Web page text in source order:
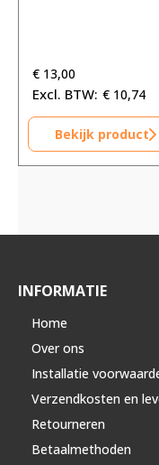
€ 13,00
€ 10,74
Bekijk product
INFORMATIE
Home
Over ons
Installatie
Verzendkosten en
Retourneren
Betaalmethoden